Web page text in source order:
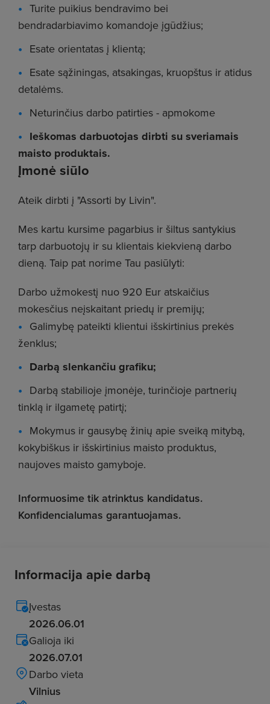
Turite puikius bendravimo bei
bendradarbiavimo komandoje įgūdžius;
Esate orientatas į klientą;
Esate sąžiningas, atsakingas, kruopštus ir atidus
detalėms.
Neturinčius darbo patirties - apmokome
Ieškomas darbuotojas dirbti su sveriamais
maisto produktais.
Įmonė siūlo
Ateik dirbti į "Assorti by Livin".
Mes kartu kursime pagarbius ir šiltus santykius
tarp darbuotojų ir su klientais kiekvieną darbo
dieną. Taip pat norime Tau pasiūlyti:
Darbo užmokestį nuo 920 Eur atskaičius
mokesčius neįskaitant priedų ir premijų;
Galimybę pateikti klientui išskirtinius prekės
ženklus;
Darbą slenkančiu grafiku;
Darbą stabilioje įmonėje, turinčioje partnerių
tinklą ir ilgametę patirtį;
Mokymus ir gausybę žinių apie sveiką mitybą,
kokybiškus ir išskirtinius maisto produktus,
naujoves maisto gamyboje.
Informuosime tik atrinktus kandidatus.
Konfidencialumas garantuojamas.
Informacija apie darbą
Įvestas
2026.06.01
Galioja iki
2026.07.01
Darbo vieta
Vilnius